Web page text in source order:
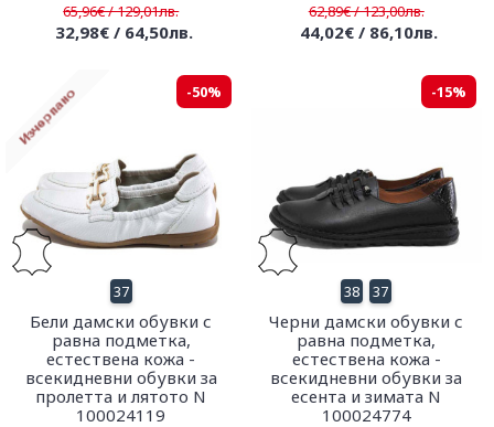
65,96€ / 129,01лв.
32,98€ / 64,50лв.
62,89€ / 123,00лв.
44,02€ / 86,10лв.
-50%
37
Бели дамски обувки с
равна подметка,
естествена кожа -
всекидневни обувки за
пролетта и лятото N
100024119
-15%
38 37
Черни дамски обувки с
равна подметка,
естествена кожа -
всекидневни обувки за
есента и зимата N
100024774